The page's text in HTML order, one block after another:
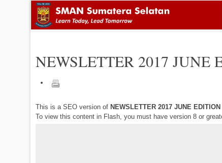
NEWSLETTER 2017 JUNE
This is a SEO version of NEWSLETTER 2017 JUNE
To view this content in Flash, you must have version 8 or